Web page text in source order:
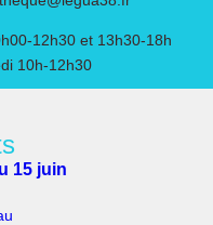
12h30 et 13h30-18h
10h-12h30
15 juin